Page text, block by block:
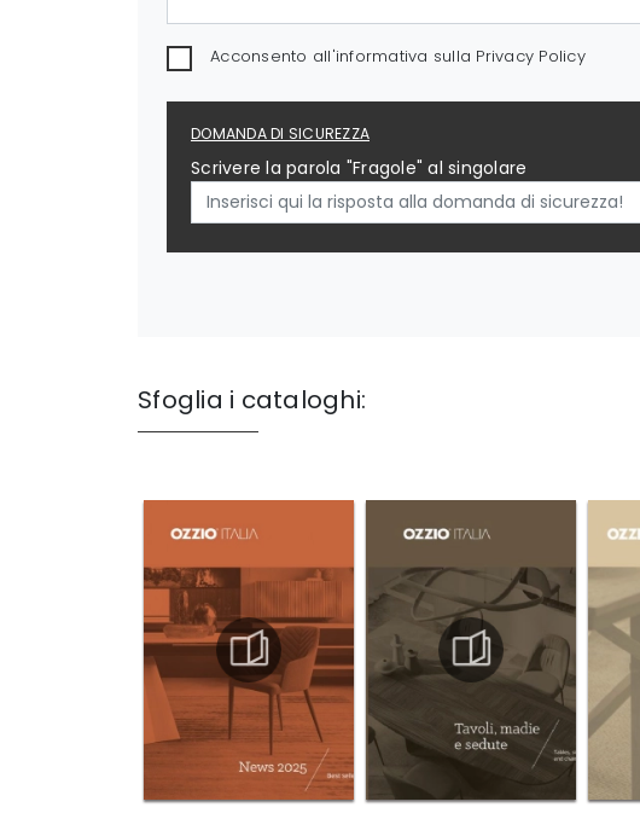
Acconsento all'informativa sulla Privacy Policy
DOMANDA DI SICUREZZA
Scrivere la parola "Fragole" al singolare
Sfoglia i cataloghi: